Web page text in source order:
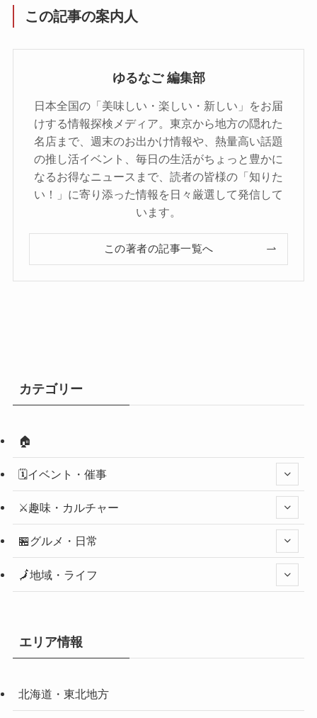
この記事の案内人
ゆるなご 編集部
日本全国の「美味しい・楽しい・新しい」をお届
けする情報探検メディア。東京から地方の隠れた
名店まで、週末のお出かけ情報や、熱量高い話題
の推し活イベント、毎日の生活がちょっと豊かに
なるお得なニュースまで、読者の皆様の「知りた
い！」に寄り添った情報を日々厳選して発信して
います。
この著者の記事一覧へ
カテゴリー
🏠
🗓️イベント・催事
⚔️趣味・カルチャー
🏪グルメ・日常
🗾地域・ライフ
エリア情報
北海道・東北地方